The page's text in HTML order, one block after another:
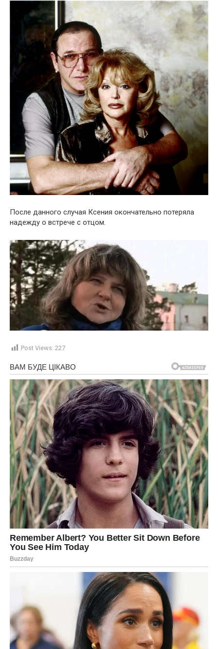
После данного случая Ксения окончательно потеряла
надежду о встрече с отцом.
Post Views: 227